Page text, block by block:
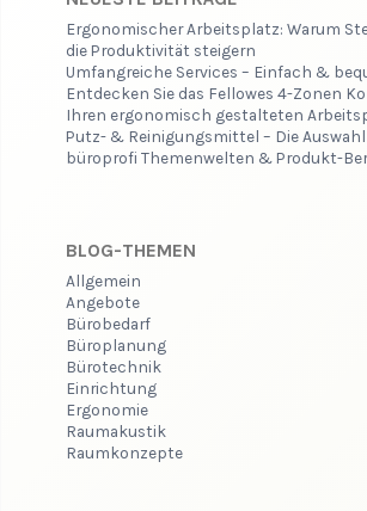
Ergonomischer Arbeitsplatz: Warum
die Produktivität steigern
Umfangreiche Services – Einfach &
Entdecken Sie das Fellowes 4-Zonen
Ihren ergonomisch gestalteten
Putz- & Reinigungsmittel – Die
büroprofi Themenwelten & Produkt-
BLOG-THEMEN
Allgemein
Angebote
Bürobedarf
Büroplanung
Bürotechnik
Einrichtung
Ergonomie
Raumakustik
Raumkonzepte